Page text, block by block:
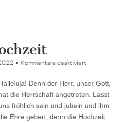
• Kommentare deaktiviert
Hochzeit
Denn der Herr, unser Gott,
die Herrschaft angetreten. Lasst
fröhlich sein und jubeln und ihm
Ehre geben; denn die Hochzeit